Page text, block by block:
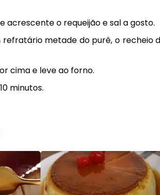
acrescente o requeijão e sal a gosto.
refratário metade do purê, o recheio
cima e leve ao forno.
minutos.